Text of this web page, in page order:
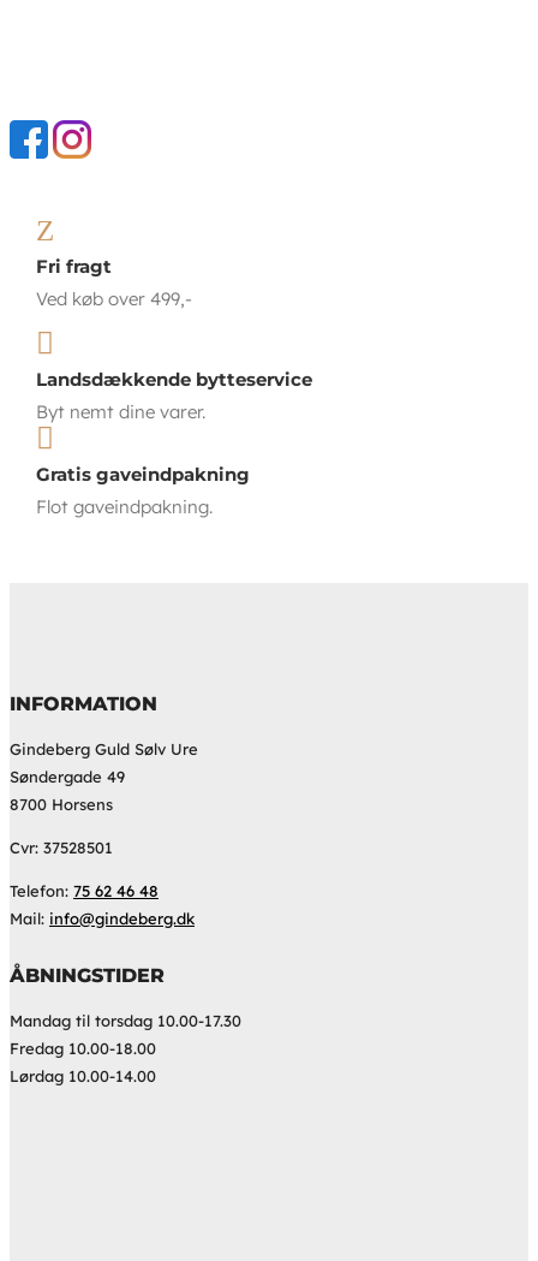
Z
Fri fragt
Ved køb over 499,-

Landsdækkende bytteservice
Byt nemt dine varer.

Gratis gaveindpakning
Flot gaveindpakning.
INFORMATION
Gindeberg Guld Sølv Ure
Søndergade 49
8700 Horsens
Cvr: 37528501
Telefon: 75 62 46 48
Mail: info@gindeberg.dk
ÅBNINGSTIDER
Mandag til torsdag 10.00-17.30
Fredag 10.00-18.00
Lørdag 10.00-14.00